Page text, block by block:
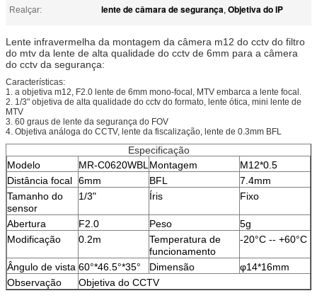
Realçar:
lente de câmara de segurança, Objetiva do IP
Lente infravermelha da montagem da câmera m12 do cctv do filtro
do mtv da lente de alta qualidade do cctv de 6mm para a câmera
do cctv da segurança:
Características:
1. a objetiva m12, F2.0 lente de 6mm mono-focal, MTV embarca a lente focal.
2. 1/3" objetiva de alta qualidade do cctv do formato, lente ótica, mini lente de
MTV
3. 60 graus de lente da segurança do FOV
4. Objetiva análoga do CCTV, lente da fiscalização, lente de 0.3mm BFL
Especificação
Modelo
MR-C0620WBL Montagem
M12*0.5
Distância focal 6mm BFL
7.4mm
Tamanho do
sensor
1/3" Íris Fixo
Abertura F2.0 Peso
5g
Modificação
0.2m
Temperatura de
funcionamento
-20°C -- +60°C
Ângulo de vista 60°*46.5°*35° Dimensão
φ14*16mm
Observação
Objetiva do CCTV